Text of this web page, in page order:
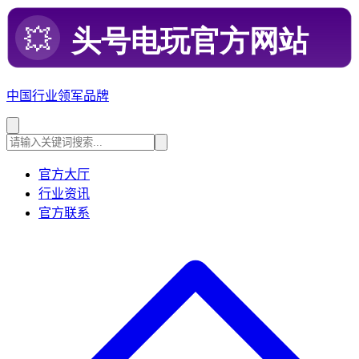
中国行业领军品牌
官方大厅
行业资讯
官方联系